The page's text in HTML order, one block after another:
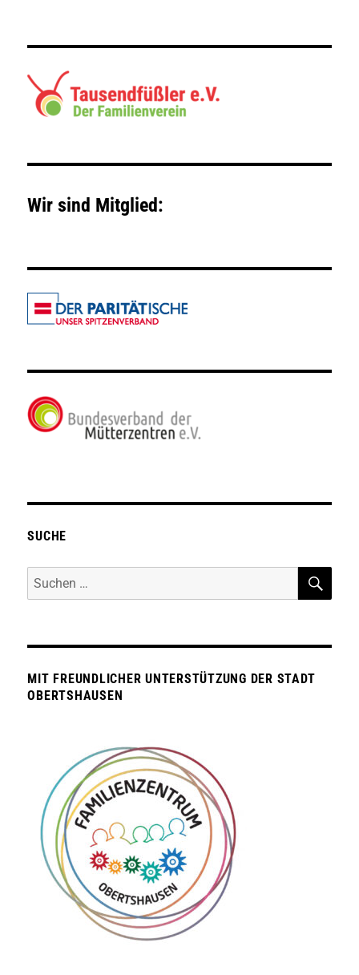
Wir sind Mitglied:
SUCHE
Suche
nach:
MIT FREUNDLICHER UNTERSTÜTZUNG DER STADT
OBERTSHAUSEN